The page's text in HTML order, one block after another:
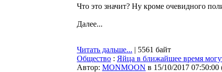
Что это значит? Ну кроме очевидного
Далее...
Читать дальше... | 5561 байт
Общество : Яйца в ближайшее время
Автор: MONMOON в 15/10/2017 07:50:00